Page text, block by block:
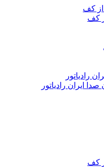
کف
کف
رادیاتور
ایران رادیاتور
کف